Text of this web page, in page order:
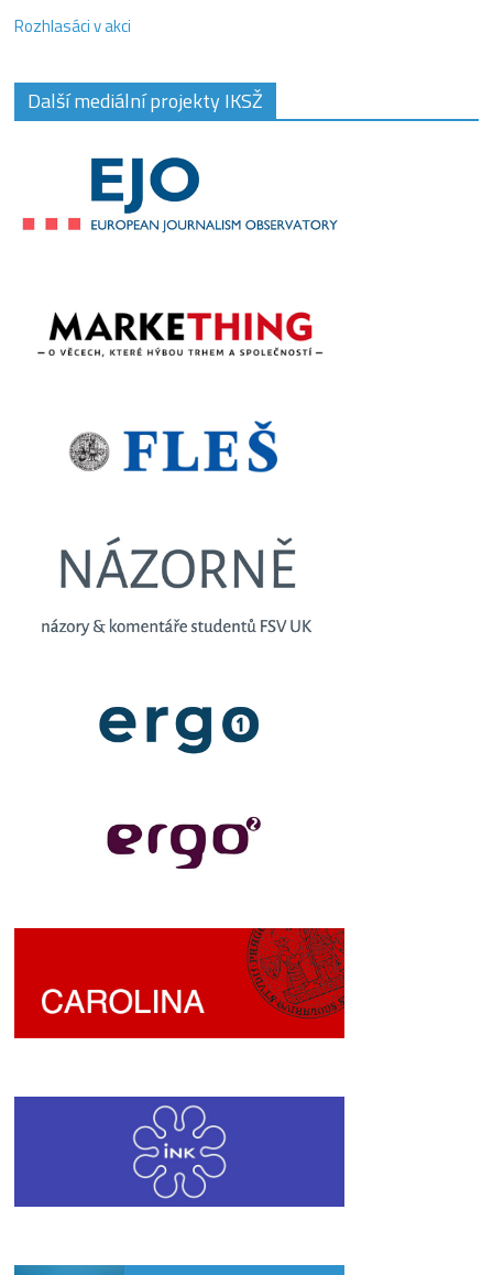
Rozhlasáci v akci
Další mediální projekty IKSŽ